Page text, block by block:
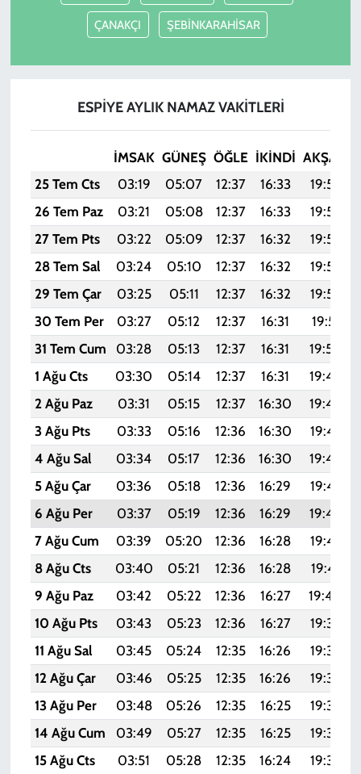
ÇANAKÇI ŞEBİNKARAHİSAR
ESPİYE AYLIK NAMAZ VAKITLERI
İMSAK GÜNEŞ ÖĞLE İKINDI AKŞAM
25 Tem Cts
03:19 05:07 12:37 16:33 19:56
26 Tem Paz
03:21 05:08 12:37 16:33 19:55
27 Tem Pts
03:22 05:09 12:37 16:32 19:54
28 Tem Sal
03:24 05:10 12:37 16:32 19:53
29 Tem Çar
03:25 05:11 12:37 16:32 19:52
30 Tem Per
03:27 05:12 12:37 16:31 19:51
31 Tem Cum
03:28 05:13 12:37 16:31 19:50
1 Ağu Cts
03:30 05:14 12:37 16:31 19:49
2 Ağu Paz
03:31 05:15 12:37 16:30 19:48
3 Ağu Pts
03:33 05:16 12:36 16:30 19:47
4 Ağu Sal
03:34 05:17 12:36 16:30 19:46
5 Ağu Çar
03:36 05:18 12:36 16:29 19:45
6 Ağu Per
03:37 05:19 12:36 16:29 19:44
7 Ağu Cum
03:39 05:20 12:36 16:28 19:42
8 Ağu Cts
03:40 05:21 12:36 16:28 19:41
9 Ağu Paz
03:42 05:22 12:36 16:27 19:40
10 Ağu Pts
03:43 05:23 12:36 16:27
19:39
11 Ağu Sal
03:45 05:24 12:35 16:26 19:37
12 Ağu Çar
03:46 05:25 12:35 16:26 19:36
13 Ağu Per
03:48 05:26 12:35 16:25 19:35
14 Ağu Cum
03:49 05:27 12:35 16:25 19:33
15 Ağu Cts
03:51 05:28 12:35 16:24 19:32